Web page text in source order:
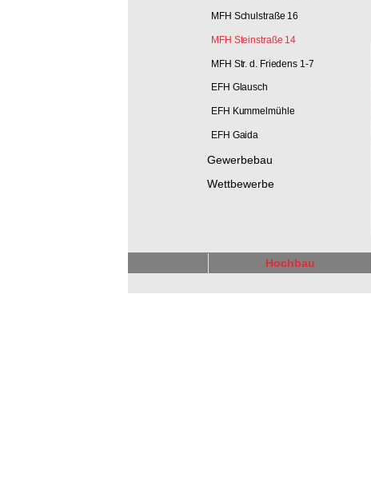
MFH Schulstraße 16
MFH Steinstraße 14
MFH Str. d. Friedens 1-7
EFH Glausch
EFH Kummelmühle
EFH Gaida
Gewerbebau
Wettbewerbe
Hochbau